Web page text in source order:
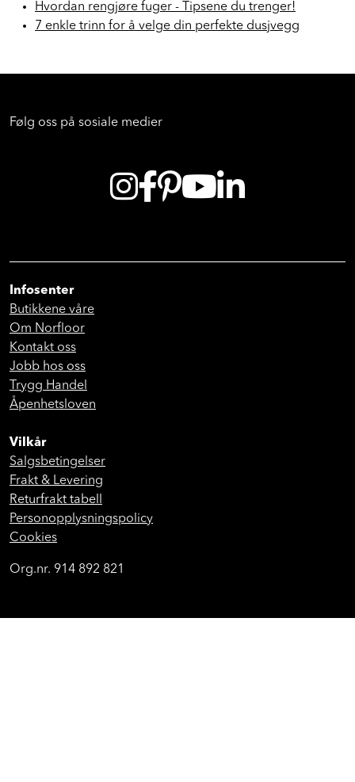
Hvordan rengjøre fuger - Tipsene du trenger!
7 enkle trinn for å velge din perfekte dusjvegg
Følg oss på sosiale medier
Infosenter
Butikkene våre
Om Norfloor
Kontakt oss
Jobb hos oss
Trygg Handel
Åpenhetsloven
Vilkår
Salgsbetingelser
Frakt & Levering
Returfrakt tabell
Personopplysningspolicy
Cookies
Org.nr. 914 892 821